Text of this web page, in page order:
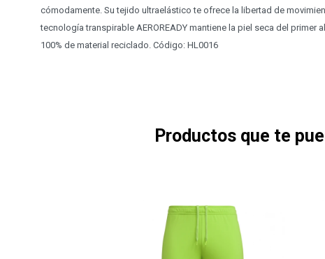
cómodamente. Su tejido ultraelástico te ofrece la libertad de
tecnología transpirable AEROREADY mantiene la piel seca del
100% de material reciclado. Código: HL0016
Productos que te